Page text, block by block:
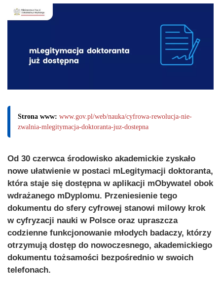
Strona www: www.gov.pl/web/nauka/cyfrowa-rewolucja-nie-
zwalnia-mlegitymacja-doktoranta-juz-dostepna
Od 30 czerwca środowisko akademickie zyskało
nowe ułatwienie w postaci mLegitymacji doktoranta,
która staje się dostępna w aplikacji mObywatel obok
wdrażanego mDyplomu. Przeniesienie tego
dokumentu do sfery cyfrowej stanowi milowy krok
w cyfryzacji nauki w Polsce oraz upraszcza
codzienne funkcjonowanie młodych badaczy, którzy
otrzymują dostęp do nowoczesnego, akademickiego
dokumentu tożsamości bezpośrednio w swoich
telefonach.